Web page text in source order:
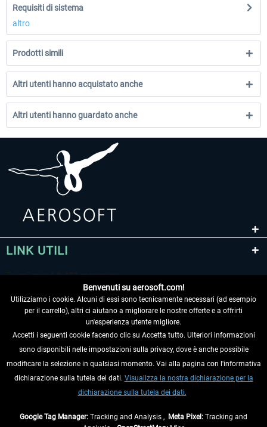
Requisiti di sistema
altro
Prodotti simili
Altri utenti hanno acquistato anche
Altri utenti hanno guardato anche
LINK UTILI
RECEDERE DAL CONTRATTO
INFORMAZIONI
Benvenuti su aerosoft.com!
Utilizziamo i cookie. Alcuni di essi sono tecnicamente necessari (ad esempio
per il carrello), altri ci aiutano a migliorare le nostre offerte e a offrirti
un'esperienza utente migliore.
Accetti i seguenti cookie facendo clic su Accetta tutto. Ulteriori informazioni
sono disponibili nelle impostazioni sulla privacy, dove è anche possibile
modificare la selezione in qualsiasi momento. Vai alla pagina con l'informativa
dichiarazione sulla tutela dei dati. Visualizza la nostra dichiarazione per la
dichiarazione sulla tutela dei dati.
Google Tag Manager: Tracking and Analysis , Meta Pixel: Tracking and